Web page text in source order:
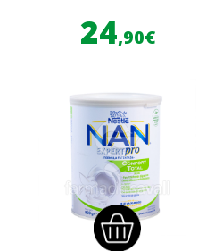
24,90€